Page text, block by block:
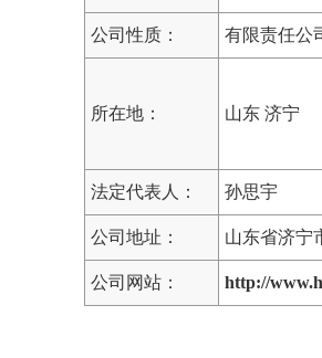
公司性质： 有限责任公
所在地： 山东 济宁
法定代表人： 孙思宇
公司地址： 山东省济宁
公司网站： http://